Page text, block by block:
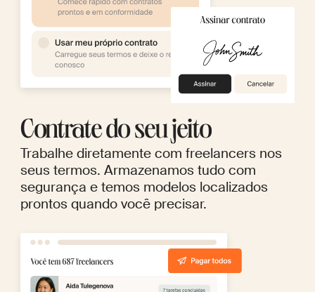
Contrate do seu jeito
Trabalhe diretamente com freelancers nos
seus termos. Armazenamos tudo com
segurança e temos modelos localizados
prontos quando você precisar.